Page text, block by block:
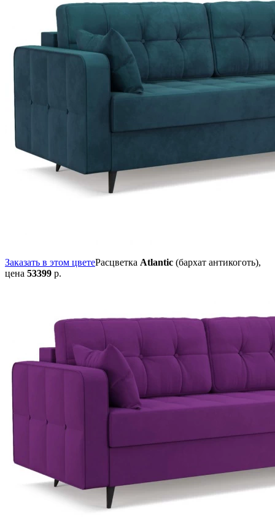
Заказать в этом цветеРасцветка Atlantic (бархат антикоготь),
цена 53399 р.